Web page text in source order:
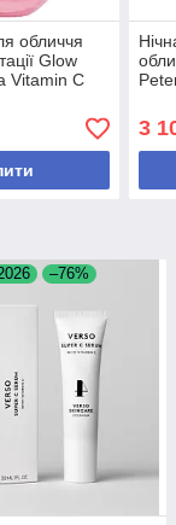
обличчя
Glow
Vitamin C
ml
3
–76%